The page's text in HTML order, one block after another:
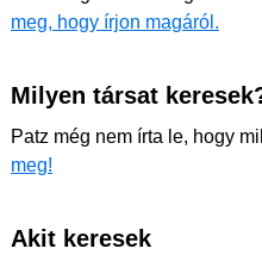
meg, hogy írjon magáról.
Milyen társat
Patz még nem írta le, hogy
meg!
Akit keresek